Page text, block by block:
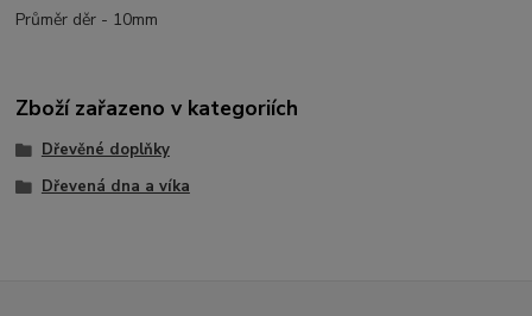
Průměr děr - 10mm
Zboží zařazeno v kategoriích
Dřevěné doplňky
Dřevená dna a víka